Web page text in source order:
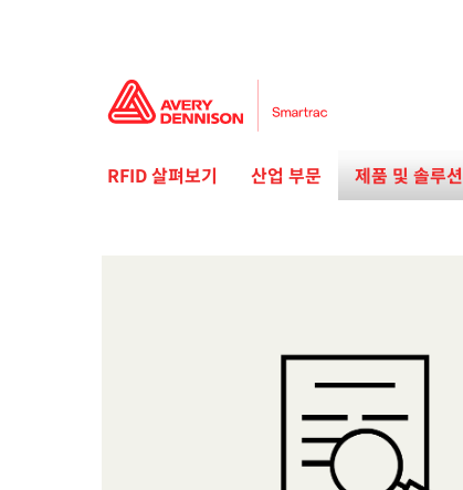
RFID 살펴보기 산업 부문 제품 및 솔루션